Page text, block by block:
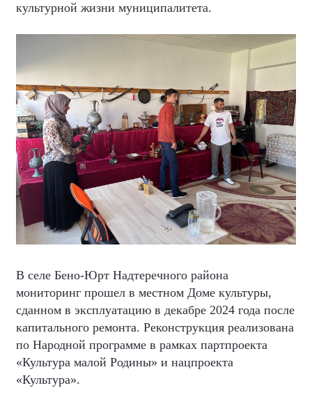
культурной жизни муниципалитета.
В селе Бено-Юрт Надтеречного района
мониторинг прошел в местном Доме культуры,
сданном в эксплуатацию в декабре 2024 года после
капитального ремонта. Реконструкция реализована
по Народной программе в рамках партпроекта
«Культура малой Родины» и нацпроекта
«Культура».